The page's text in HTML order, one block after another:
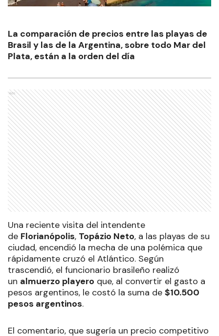
La comparación de precios entre las playas de
Brasil y las de la Argentina, sobre todo Mar del
Plata, están a la orden del día
Ads
Una reciente visita del intendente
de Florianópolis, Topázio Neto, a las playas de su
ciudad, encendió la mecha de una polémica que
rápidamente cruzó el Atlántico. Según
trascendió, el funcionario brasileño realizó
un almuerzo playero que, al convertir el gasto a
pesos argentinos, le costó la suma de $10.500
pesos argentinos.
El comentario, que sugería un precio competitivo